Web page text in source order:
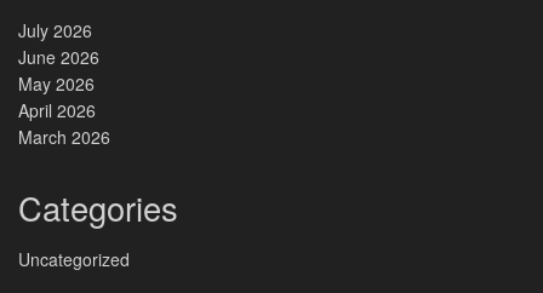
July 2026
June 2026
May 2026
April 2026
March 2026
Categories
Uncategorized